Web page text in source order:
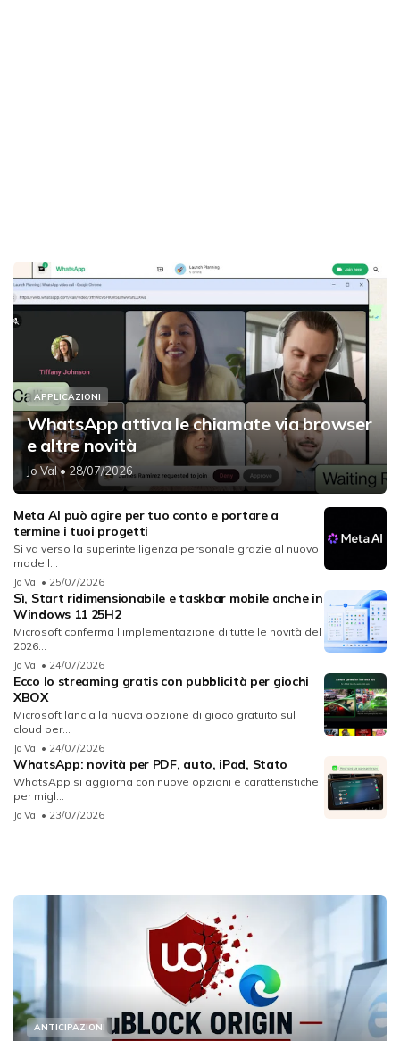
APPLICAZIONI
WhatsApp attiva le chiamate via browser
e altre novità
Jo Val• 28/07/2026
Meta AI può agire per tuo conto e portare a
termine i tuoi progetti
Si va verso la superintelligenza personale grazie al nuovo
modell...
Jo Val • 25/07/2026
Sì, Start ridimensionabile e taskbar mobile anche in
Windows 11 25H2
Microsoft conferma l'implementazione di tutte le novità del
2026...
Jo Val • 24/07/2026
Ecco lo streaming gratis con pubblicità per giochi
XBOX
Microsoft lancia la nuova opzione di gioco gratuito sul
cloud per...
Jo Val • 24/07/2026
WhatsApp: novità per PDF, auto, iPad, Stato
WhatsApp si aggiorna con nuove opzioni e caratteristiche
per migl...
Jo Val • 23/07/2026
ANTICIPAZIONI